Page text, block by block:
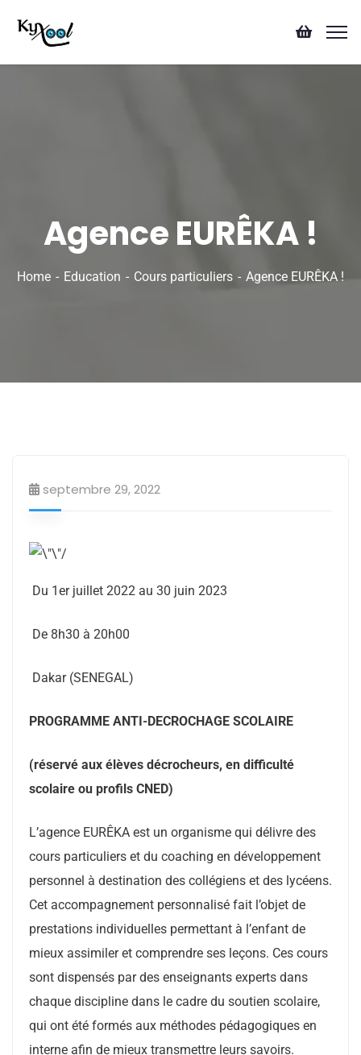
Agence EURÊKA !
Home Education Cours particuliers Agence EURÊKA !
septembre 29, 2022
Du 1er juillet 2022 au 30 juin 2023
De 8h30 à 20h00
Dakar (SENEGAL)
PROGRAMME ANTI-DECROCHAGE SCOLAIRE
(réservé aux élèves décrocheurs, en difficulté
scolaire ou profils CNED)
L’agence EURÊKA est un organisme qui délivre des
cours particuliers et du coaching en développement
personnel à destination des collégiens et des lycéens.
Cet accompagnement personnalisé fait l’objet de
prestations individuelles permettant à l’enfant de
mieux assimiler et comprendre ses leçons. Ces cours
sont dispensés par des enseignants experts dans
chaque discipline dans le cadre du soutien scolaire,
qui ont été formés aux méthodes pédagogiques en
interne afin de mieux transmettre leurs savoirs.